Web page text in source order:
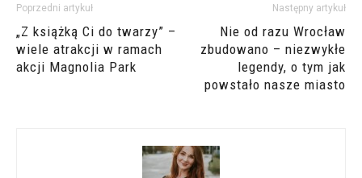
Poprzedni artykuł
„Z książką Ci do twarzy” –
wiele atrakcji w ramach
akcji Magnolia Park
Następny artykuł
Nie od razu Wrocław
zbudowano – niezwykłe
legendy, o tym jak
powstało nasze miasto